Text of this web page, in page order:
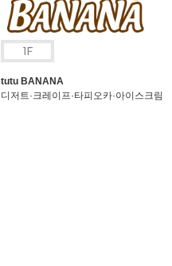
tutu BANANA
디저트·크레이프·타피오카·아이스크림